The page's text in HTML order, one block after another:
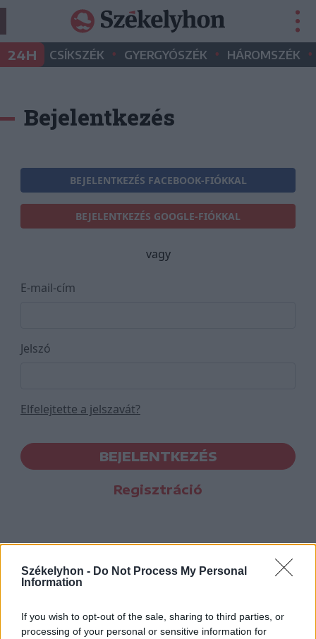
Székelyhon - Do Not Process My Personal
Information
If you wish to opt-out of the sale, sharing to third parties, or
processing of your personal or sensitive information for
24H CSÍKSZÉK • GYERGYÓSZÉK • HÁROMSZÉK •
Bejelentkezés
BEJELENTKEZÉS FACEBOOK-FIÓKKAL
BEJELENTKEZÉS GOOGLE-FIÓKKAL
vagy
E-mail-cím
Jelszó
Elfelejtette a jelszavát?
BEJELENTKEZÉS
Regisztráció